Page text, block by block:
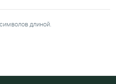
длиной.